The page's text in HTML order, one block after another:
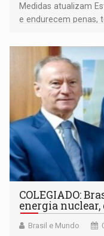
Medidas atualizam
e endurecem penas,
COLEGIADO:
energia
Brasil e Mundo